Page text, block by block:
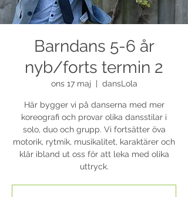
Barndans 5-6 år
nyb/forts termin 2
ons 17 maj dansLola
Här bygger vi på danserna med mer
koreografi och provar olika dansstilar i
solo, duo och grupp. Vi fortsätter öva
motorik, rytmik, musikalitet, karaktärer och
klär ibland ut oss för att leka med olika
uttryck.